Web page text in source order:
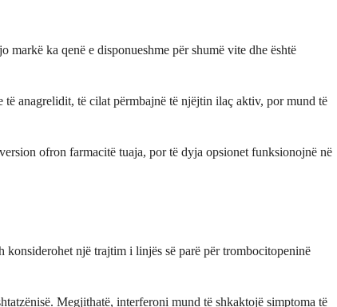
ka qenë e disponueshme për shumë vite dhe është
të anagrelidit, të cilat përmbajnë të njëjtin ilaç aktiv, por mund të
ofron farmacitë tuaja, por të dyja opsionet funksionojnë në
një trajtim i linjës së parë për trombocitopeninë
Megjithatë, interferoni mund të shkaktojë simptoma të